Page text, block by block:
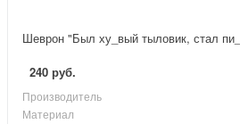
Шеврон "Был ху_вый тыловик, стал
240 руб.
Производитель
Материал